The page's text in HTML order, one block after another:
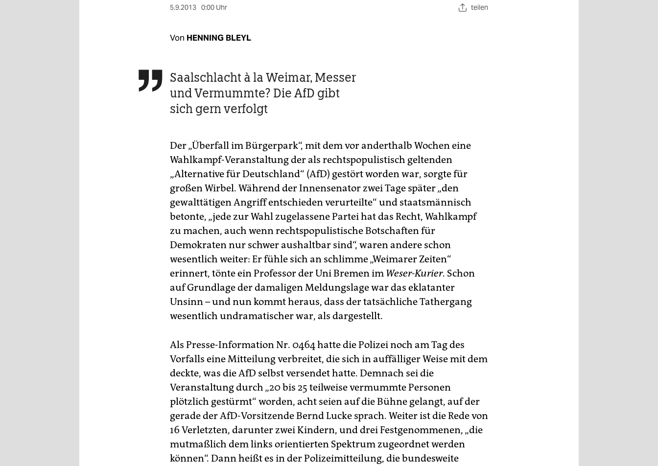
5.9.2013 0:00 Uhr teilen
Von HENNING BLEYL
 Saalschlacht à la Weimar, Messer
und Vermummte? Die AfD gibt
sich gern verfolgt
Der „Überfall im Bürgerpark“, mit dem vor anderthalb Wochen eine
Wahlkampf-Veranstaltung der als rechtspopulistisch geltenden
„Alternative für Deutschland“ (AfD) gestört worden war, sorgte für
großen Wirbel. Während der Innensenator zwei Tage später „den
gewalttätigen Angriff entschieden verurteilte“ und staatsmännisch
betonte, „jede zur Wahl zugelassene Partei hat das Recht, Wahlkampf
zu machen, auch wenn rechtspopulistische Botschaften für
Demokraten nur schwer aushaltbar sind“, waren andere schon
wesentlich weiter: Er fühle sich an schlimme „Weimarer Zeiten“
erinnert, tönte ein Professor der Uni Bremen im Weser-Kurier. Schon
auf Grundlage der damaligen Meldungslage war das eklatanter
Unsinn – und nun kommt heraus, dass der tatsächliche Tathergang
wesentlich undramatischer war, als dargestellt.
Als Presse-Information Nr. 0464 hatte die Polizei noch am Tag des
Vorfalls eine Mitteilung verbreitet, die sich in auffälliger Weise mit dem
deckte, was die AfD selbst versendet hatte. Demnach sei die
Veranstaltung durch „20 bis 25 teilweise vermummte Personen
plötzlich gestürmt“ worden, acht seien auf die Bühne gelangt, auf der
gerade der AfD-Vorsitzende Bernd Lucke sprach. Weiter ist die Rede von
16 Verletzten, darunter zwei Kindern, und drei Festgenommenen, „die
mutmaßlich dem links orientierten Spektrum zugeordnet werden
können“. Dann heißt es in der Polizeimitteilung, die bundesweite